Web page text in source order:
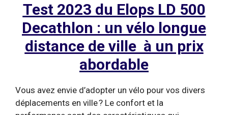
Test 2023 du Elops LD 500
Decathlon : un vélo longue
distance de ville à un prix
abordable
Vous avez envie d’adopter un vélo pour vos divers
déplacements en ville ? Le confort et la